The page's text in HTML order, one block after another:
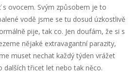
ovocem. Svým způsobem je to
vodě jsme se tu dosud úzkostlivě
pije, tak co. Jen doufám, že si s
nějaké extravagantní parazity,
muset nechat každý týden vrážet
dalších třicet let nebo tak něco.